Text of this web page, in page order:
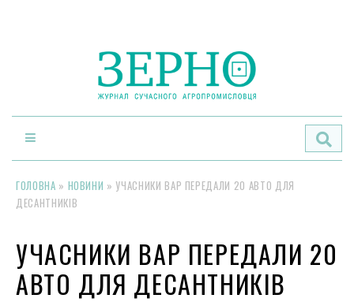
ГОЛОВНА » НОВИНИ » УЧАСНИКИ ВАР ПЕРЕДАЛИ 20 АВТО ДЛЯ
ДЕСАНТНИКІВ
УЧАСНИКИ ВАР ПЕРЕДАЛИ 20
АВТО ДЛЯ ДЕСАНТНИКІВ